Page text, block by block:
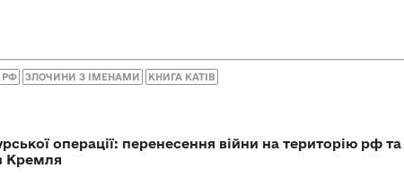
РФ ЗЛОЧИНИ З ІМЕНАМИ КНИГА КАТІВ
операції: перенесення війни на територію рф та
Кремля